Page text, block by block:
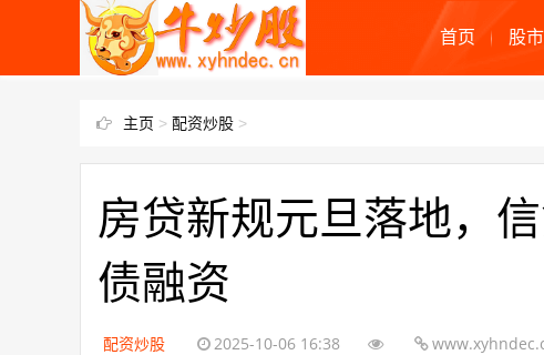
首页 股
主页 > 配资炒股 >
房贷新规元旦落地，
债融资
配资炒股 2025-10-06 16:38